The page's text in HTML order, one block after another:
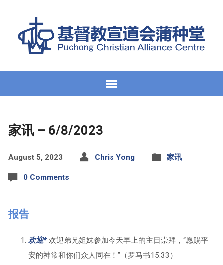
家讯 – 6/8/2023
August 5, 2023 Chris Yong 家讯
0 Comments
报告
欢迎*欢迎弟兄姐妹参加今天早上的主日崇拜，“愿赐平
安的神常和你们众人同在！”（罗马书15:33）